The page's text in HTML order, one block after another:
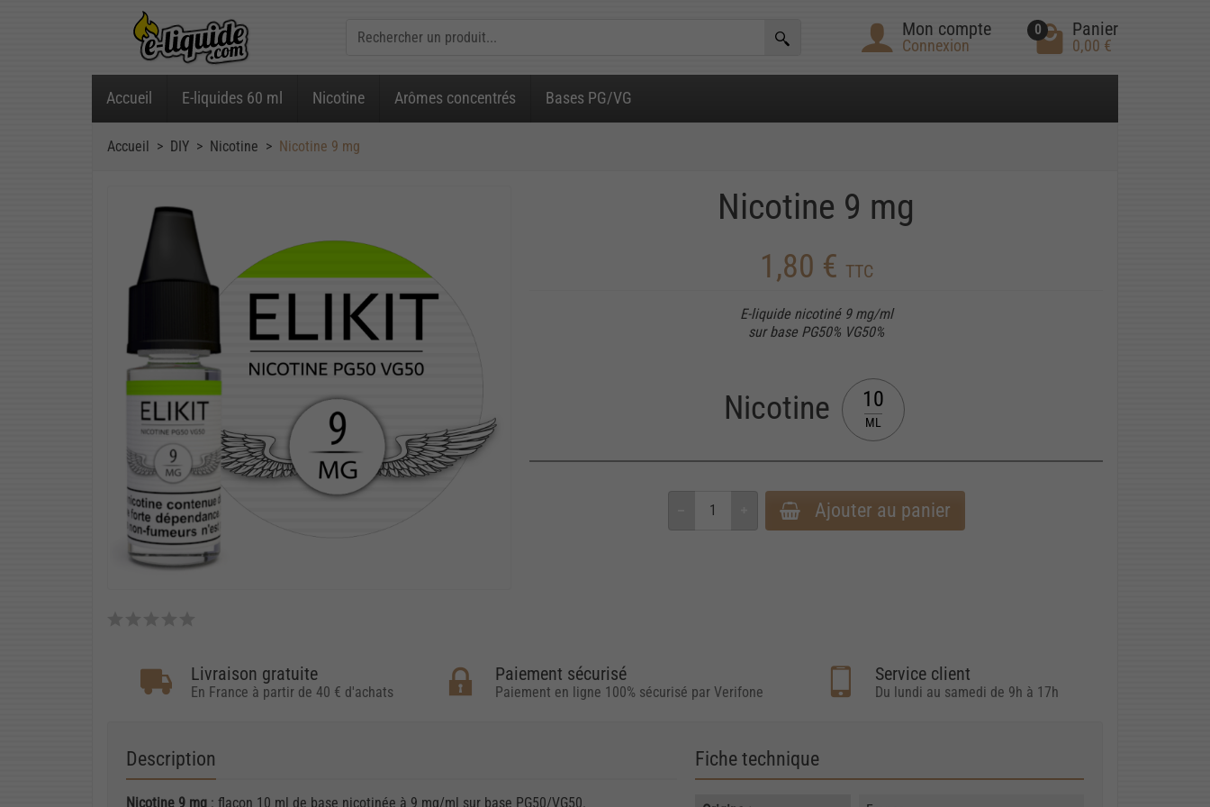
Mon compte
Connexion
0 Panier
0,00 €
Accueil E-liquides 60 ml Nicotine Arômes concentrés Bases PG/VG
Accueil DIY Nicotine Nicotine 9 mg
Nicotine 9 mg
1,80 € TTC
E-liquide nicotiné 9 mg/ml
sur base PG50% VG50%
Nicotine 10
ML
Ajouter au panier
Livraison gratuite
En France à partir de 40 € d'achats
Paiement sécurisé
Paiement en ligne 100% sécurisé par Verifone
Service client
Du lundi au samedi de 9h à 17h
Description
Nicotine 9 mg : flacon 10 ml de base nicotinée à 9 mg/ml sur base PG50/VG50.
Fiche technique